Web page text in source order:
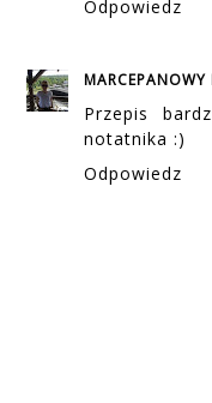
Odpowiedz
MARCEPANOWY
Przepis
notatnika :)
Odpowiedz